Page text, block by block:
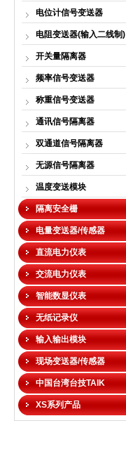
电位计信号变送器
电阻变送器(输入二线制)
开关量隔离器
频率信号变送器
称重信号变送器
通讯信号隔离器
双通道信号隔离器
无源信号隔离器
温度变送模块
隔离安全栅
电量变送器/传感器
直流电力仪表
交流电力仪表
智能数显仪表
无纸记录仪
输入输出模块
现场变送器/传感器
中国台湾台技TAIK
XS系列产品